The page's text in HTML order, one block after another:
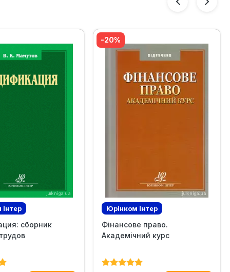
Iнтер
сборник
Юрінком Iнтер
Фінансове право.
Академічний курс
-20%